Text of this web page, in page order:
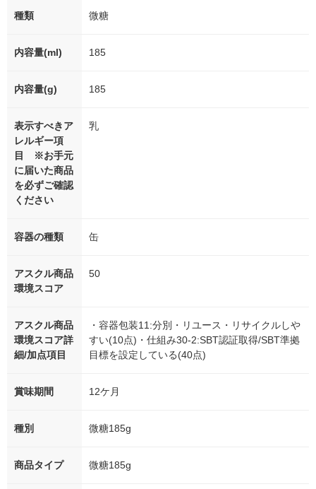
種類 微糖
内容量(ml) 185
内容量(g) 185
表示すべきア
レルギー項
目 ※お手元
に届いた商品
を必ずご確認
ください
乳
容器の種類 缶
アスクル商品
環境スコア
50
アスクル商品
環境スコア詳
細/加点項目
・容器包装11:分別・リユース・リサイクルしや
すい(10点)・仕組み30-2:SBT認証取得/SBT準拠
目標を設定している(40点)
賞味期間 12ケ月
種別 微糖185g
商品タイプ 微糖185g